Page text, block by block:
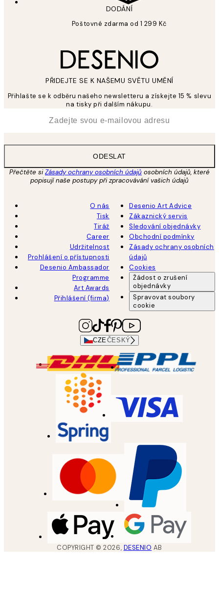
DODÁNÍ
Poštovné zdarma od 1 299 Kč
PŘIDEJTE SE K NAŠEMU SVĚTU UMĚNÍ
Přihlašte se k odběru našeho newsletteru a získejte 15 % slevu
na tisky při dalším nákupu.
ODESLAT
Přečtěte siZásady ochrany osobních údajů osobních údajů, které
popisují naše postupy při zpracovávání vašich údajů
O nás
Tisk
Tiráž
Career
Udržitelnost
Prohlášení o přístupnosti
Desenio Ambassador
Programme
Art Awards
Přihlášení (firma)
Desenio Art Advice
Zákaznický servis
Sledování objednávky
Obchodní podmínky
Zásady ochrany osobních
údajů
Cookies
Žádost o zrušení
objednávky
Spravovat soubory
cookie
CZEČESKÝ
COPYRIGHT ©2026, DESENIO AB